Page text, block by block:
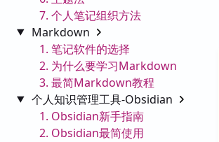
7. 个人笔记组织方法
Markdown
1. 笔记软件的选择
2. 为什么要学习Markdown
3. 最简Markdown教程
个人知识管理工具-Obsidian
1. Obsidian新手指南
2. Obsidian最简使用